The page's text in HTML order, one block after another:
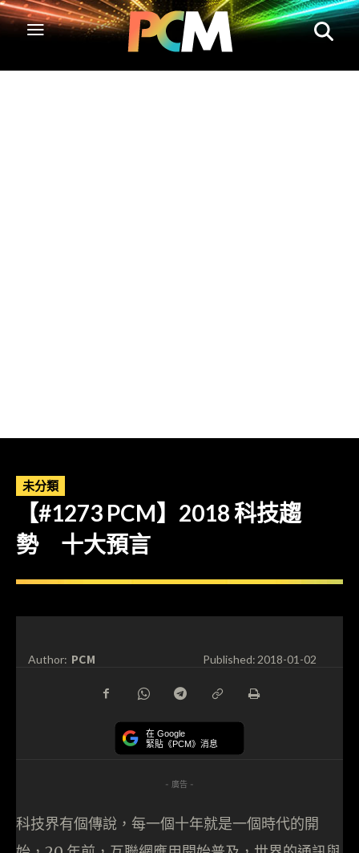
未分類
【#1273 PCM】2018 科技趨
勢 十大預言
Author: PCM Published:2018-01-02
在 Google
緊貼《PCM》消息
- 廣告 -
科技界有個傳說，每一個十年就是一個時代的開